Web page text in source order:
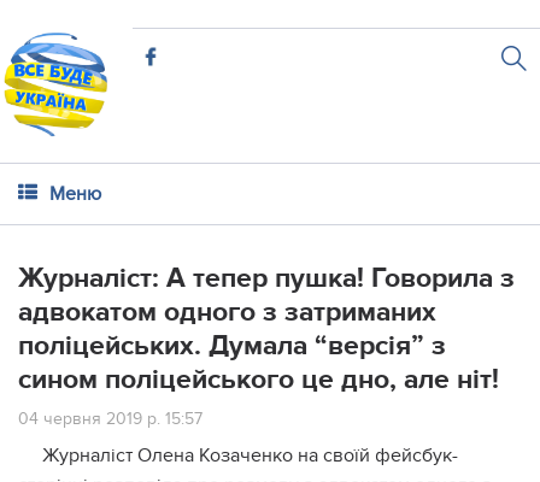
Меню
Журналіст: А тепер пушка! Говорила з
адвокатом одного з затриманих
поліцейських. Думала “версія” з
сином поліцейського це дно, але ніт!
04 червня 2019 р. 15:57
Журналіст Олена Козаченко на своїй фейсбук-